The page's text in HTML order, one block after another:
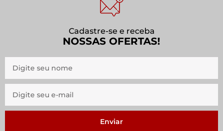
Cadastre-se e receba
NOSSAS OFERTAS!
Enviar